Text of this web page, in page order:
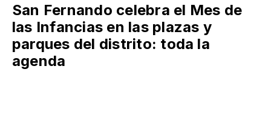
San Fernando celebra el Mes de
las Infancias en las plazas y
parques del distrito: toda la
agenda